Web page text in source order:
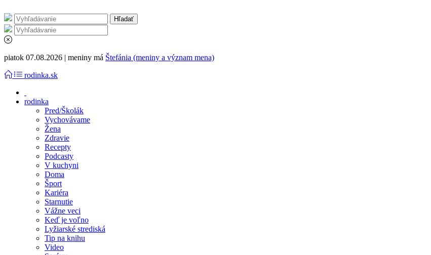
piatok 07.08.2026 | meniny má Štefánia (meniny a význam mena)
rodinka.sk
rodinka
Pred/Školák
Vychovávame
Žena
Zdravie
Recepty
Podcasty
V kuchyni
Doma
Šport
Kariéra
Starnutie
Vážne veci
Keď je voľno
Lyžiarské strediská
Tip na knihu
Video